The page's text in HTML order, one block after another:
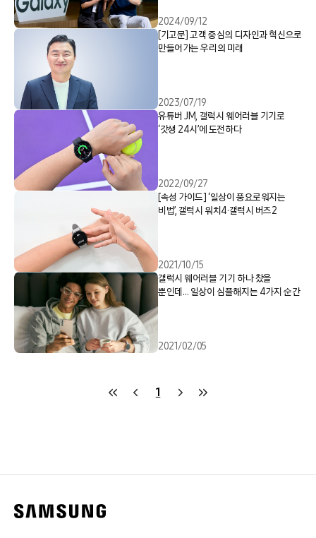
2024/09/12
[기고문] 고객 중심의 디자인과 혁신으로
만들어가는 우리의 미래
2023/07/19
유튜버 JM, 갤럭시 웨어러블 기기로
‘갓생 24시’에 도전하다
2022/09/27
[속성 가이드] ‘일상이 풍요로워지는
비법’, 갤럭시 워치4·갤럭시 버즈2
2021/10/15
갤럭시 웨어러블 기기 하나 찼을
뿐인데… 일상이 심플해지는 4가지 순간
2021/02/05
1